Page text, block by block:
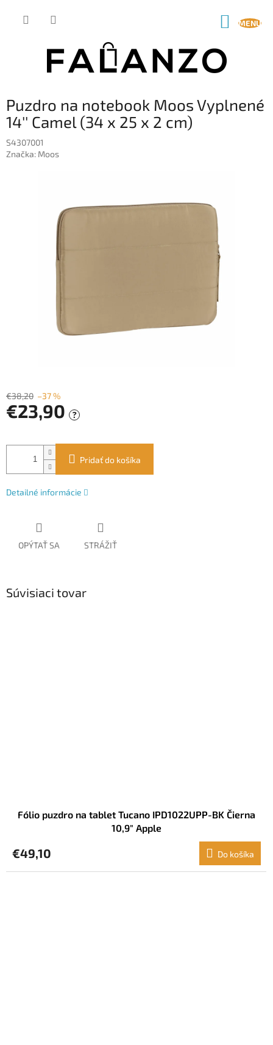
Puzdro na notebook Moos Vyplnené
14'' Camel (34 x 25 x 2 cm)
S4307001
Značka: Moos
€38,20 –37 %
€23,90 ?
cena:
Pridať do košíka
Detailné informácie
OPÝTAŤ SA STRÁŽIŤ
Súvisiaci tovar
Fólio puzdro na tablet Tucano IPD1022UPP-BK Čierna
10,9" Apple
€49,10 Do košíka